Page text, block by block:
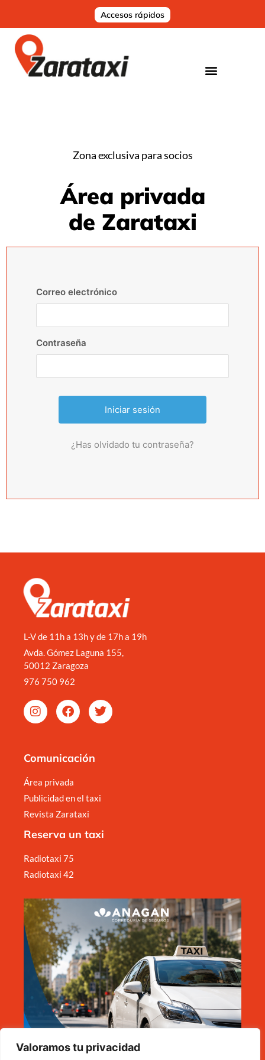
Valoramos tu privacidad
Accesos rápidos
Zona exclusiva para socios
Área privada
de Zarataxi
Correo electrónico
Contraseña
¿Has olvidado tu contraseña?
L-V de 11h a 13h y de 17h a 19h
Avda. Gómez Laguna 155,
50012 Zaragoza
976 750 962
Comunicación
Área privada
Publicidad en el taxi
Revista Zarataxi
Reserva un taxi
Radiotaxi 75
Radiotaxi 42